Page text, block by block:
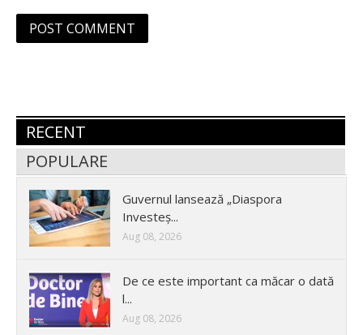
RECENT
POPULARE
Guvernul lansează „Diaspora
Investeș...
Aug 08, 2026
De ce este important ca măcar o dată
l...
Aug 08, 2026